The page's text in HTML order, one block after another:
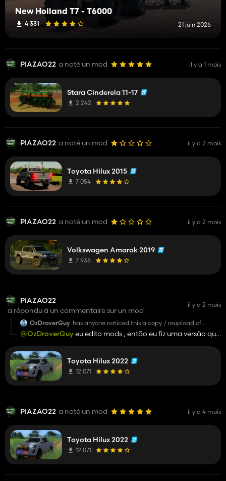
New Holland T7 - T6000
4 331 21 juin 2026
PIAZAO22 a noté un mod il y a 1 mois
Stara Cinderela 11-17
2 242
PIAZAO22 a noté un mod il y a 2 mois
Toyota Hilux 2015
7 054
PIAZAO22 a noté un mod il y a 2 mois
Volkswagen Amarok 2019
7 938
PIAZAO22
a répondu à un commentaire sur un mod
il y a 2 mois
OzDroverGuy has anyone noticed this a copy / reupload of
someone else's mod? it is from an Aussie Modder on
another Mod Site. 😦:(
@OzDroverGuyeu edito mods , então eu fiz uma versão que
Toyota Hilux 2022
12 071
PIAZAO22 a noté un mod il y a 4 mois
Toyota Hilux 2022
12 071